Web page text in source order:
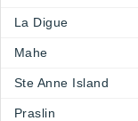
La Digue
Mahe
Ste Anne Island
Praslin